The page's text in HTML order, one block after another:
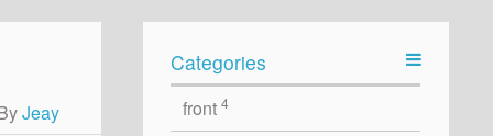
Jeay
Categories
front 4